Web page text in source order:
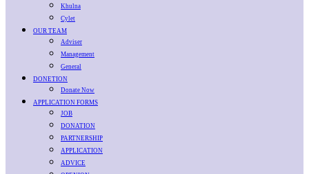
Khulna
Cylet
OUR TEAM
Adviser
Management
General
DONETION
Donate Now
APPLICATION FORMS
JOB
DONATION
PARTNERSHIP
APPLICATION
ADVICE